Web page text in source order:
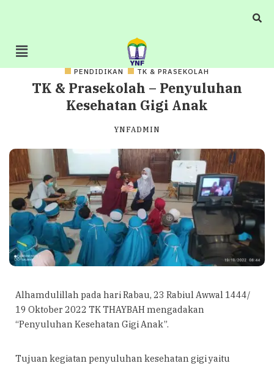
PENDIDIKAN TK & PRASEKOLAH
TK & Prasekolah – Penyuluhan
Kesehatan Gigi Anak
YNFADMIN
Alhamdulillah pada hari Rabau, 23 Rabiul Awwal 1444/
19 Oktober 2022 TK THAYBAH mengadakan
“Penyuluhan Kesehatan Gigi Anak”.
Tujuan kegiatan penyuluhan kesehatan gigi yaitu